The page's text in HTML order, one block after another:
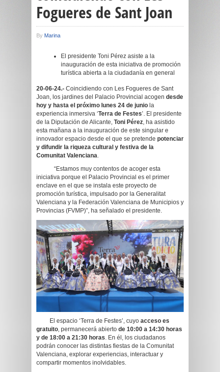
Fogueres de Sant Joan
By Marina
El presidente Toni Pérez asiste a la
inauguración de esta iniciativa de promoción
turística abierta a la ciudadanía en general
20-06-24.- Coincidiendo con Les Fogueres de Sant
Joan, los jardines del Palacio Provincial acogen desde
hoy y hasta el próximo lunes 24 de junio la
experiencia inmersiva ‘Terra de Festes’. El presidente
de la Diputación de Alicante, Toni Pérez, ha asistido
esta mañana a la inauguración de este singular e
innovador espacio desde el que se pretende potenciar
y difundir la riqueza cultural y festiva de la
Comunitat Valenciana.
“Estamos muy contentos de acoger esta
iniciativa porque el Palacio Provincial es el primer
enclave en el que se instala este proyecto de
promoción turística, impulsado por la Generalitat
Valenciana y la Federación Valenciana de Municipios y
Provincias (FVMP)”, ha señalado el presidente.
El espacio ‘Terra de Festes’, cuyo acceso es
gratuito, permanecerá abierto de 10:00 a 14:30 horas
y de 18:00 a 21:30 horas. En él, los ciudadanos
podrán conocer las distintas fiestas de la Comunitat
Valenciana, explorar experiencias, interactuar y
compartir momentos inolvidables.